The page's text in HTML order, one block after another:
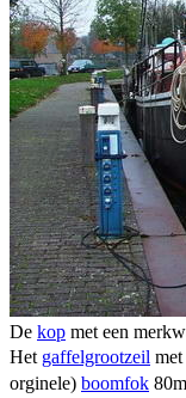
De kop met een
Het gaffelgrootzeil met
orginele) boomfok